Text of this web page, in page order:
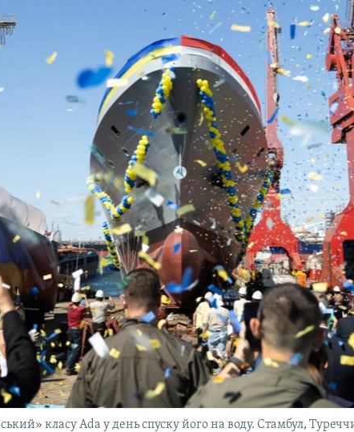
класу Ada у день спуску його на воду. Стамбул,